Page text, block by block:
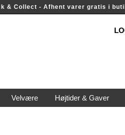
& Collect - Afhent varer gratis i
Velvære Højtider & Gaver